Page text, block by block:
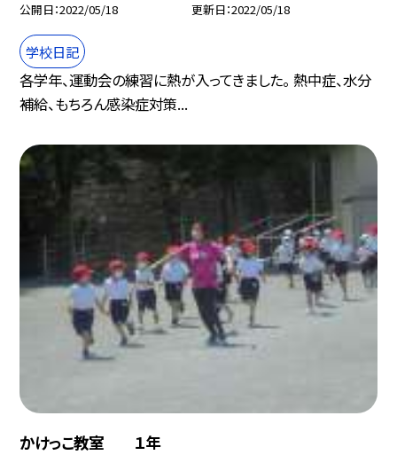
公開日 2022/05/18 更新日 2022/05/18
学校日記
各学年、運動会の練習に熱が入ってきました。 熱中症、水分
補給、もちろん感染症対策...
かけっこ教室 １年